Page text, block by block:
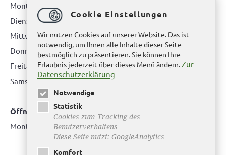
Montag: 08.00 bis 12.00 Uhr
Dienstag: 08.00 bis 12.00 Uhr & 15.00 Uhr bis 17.00 Uhr
Mittwoch: nur nach Terminvereinbarung
Donnerstag: 08.00 bis 12.00 Uhr & 14.00 Uhr bis 16.00 Uhr
Freitag: nur nach Terminvereinbarung
Samstag:bitte hier klicken
Öffnungszeiten Bürgerbüro Büddenstedt
Montag: 14:00 bis 16:00 Uhr
Cookie Einstellungen
Wir nutzen Cookies auf unserer Website. Das ist
notwendig, um Ihnen alle Inhalte dieser Seite
bestmöglich zu präsentieren. Sie können Ihre
Erlaubnis jederzeit über dieses Menü ändern.Zur
Datenschutzerklärung
Notwendige
Statistik
Cookies zum Tracking des
Benutzerverhaltens
Diese Seite nutzt: GoogleAnalytics
Komfort